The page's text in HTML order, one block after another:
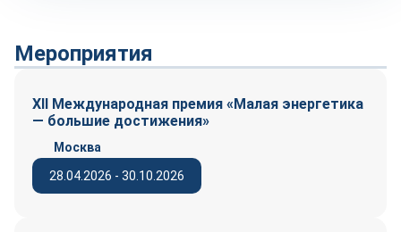
Мероприятия
XII Международная премия «Малая энергетика
— большие достижения»
28.04.2026 - 30.10.2026
Москва